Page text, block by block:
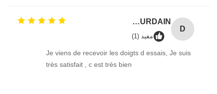
D
Damien GOURDAIN
مفید (1)
Je viens de recevoir les doigts d essais, Je suis
très satisfait , c est très bien